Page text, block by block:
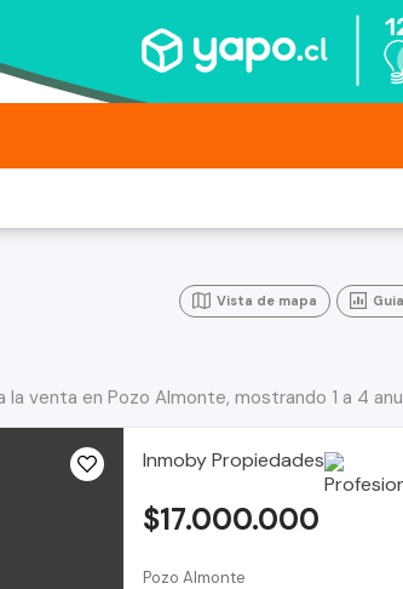
Vista de mapa
la venta en Pozo Almonte, mostrando 1 a 4
Inmoby Propiedades
Pozo Almonte
$17.000.000